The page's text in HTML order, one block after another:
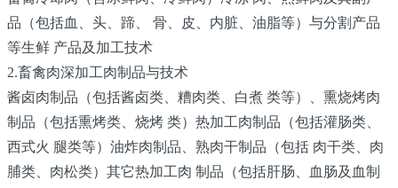
品（包括血、头、蹄、 骨、皮、内脏、油脂等）与分割产品
等生鲜 产品及加工技术
2.畜禽肉深加工肉制品与技术
酱卤肉制品（包括酱卤类、糟肉类、白煮 类等）、熏烧烤肉
制品（包括熏烤类、烧烤 类）热加工肉制品（包括灌肠类、
西式火 腿类等）油炸肉制品、熟肉干制品（包括 肉干类、肉
脯类、肉松类）其它热加工肉 制品（包括肝肠、血肠及血制